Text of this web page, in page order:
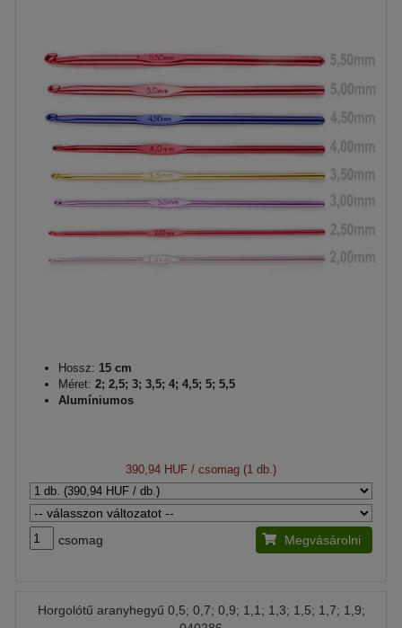
Hossz: 15 cm
Méret: 2; 2,5; 3; 3,5; 4; 4,5; 5; 5,5
Alumíniumos
390,94 HUF / csomag (1 db.)
csomag Megvásárolni
Horgolótű aranyhegyű 0,5; 0,7; 0,9; 1,1; 1,3; 1,5; 1,7; 1,9;